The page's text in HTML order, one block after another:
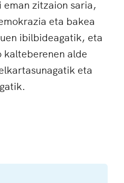
zitzaion saria,
eta bakea
ibilbideagatik, eta
alde
eta